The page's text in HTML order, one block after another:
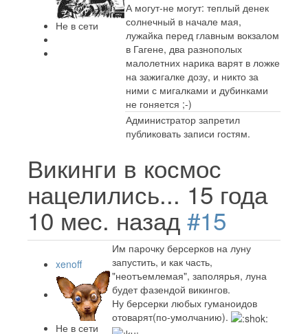
Не в сети
А могут-не могут: теплый денек
солнечный в начале мая,
лужайка перед главным вокзалом
в Гагене, два разнополых
малолетних нарика варят в ложке
на зажигалке дозу, и никто за
ними с мигалками и дубинками
не гоняется ;-)
Администратор запретил
публиковать записи гостям.
Викинги в космос
нацелились... 15 года
10 мес. назад #15
xenoff
Не в сети
Им парочку берсерков на луну
запустить, и как часть,
"неотъемлемая", заполярья, луна
будет фазендой викингов.
Ну берсерки любых гуманоидов
отоварят(по-умолчанию).